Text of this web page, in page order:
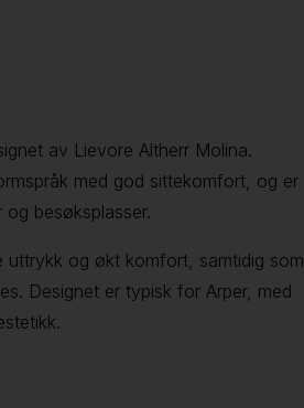
av Lievore Altherr Molina.
med god sittekomfort, og er
besøksplasser.
uttrykk og økt komfort, samtidig som
Designet er typisk for Arper, med